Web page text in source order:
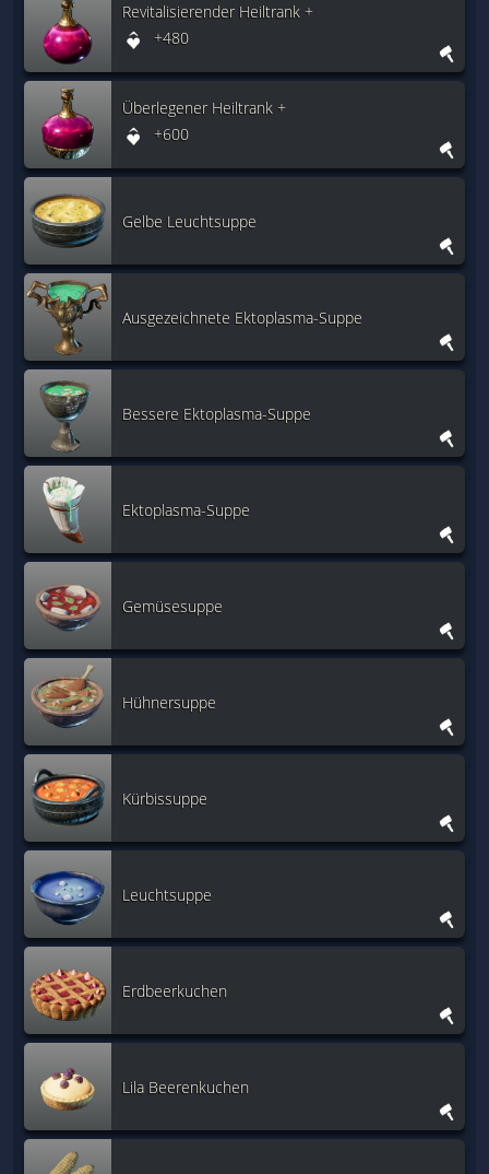
Revitalisierender Heiltrank +
+480
Überlegener Heiltrank +
+600
Gelbe Leuchtsuppe
Ausgezeichnete Ektoplasma-Suppe
Bessere Ektoplasma-Suppe
Ektoplasma-Suppe
Gemüsesuppe
Hühnersuppe
Kürbissuppe
Leuchtsuppe
Erdbeerkuchen
Lila Beerenkuchen